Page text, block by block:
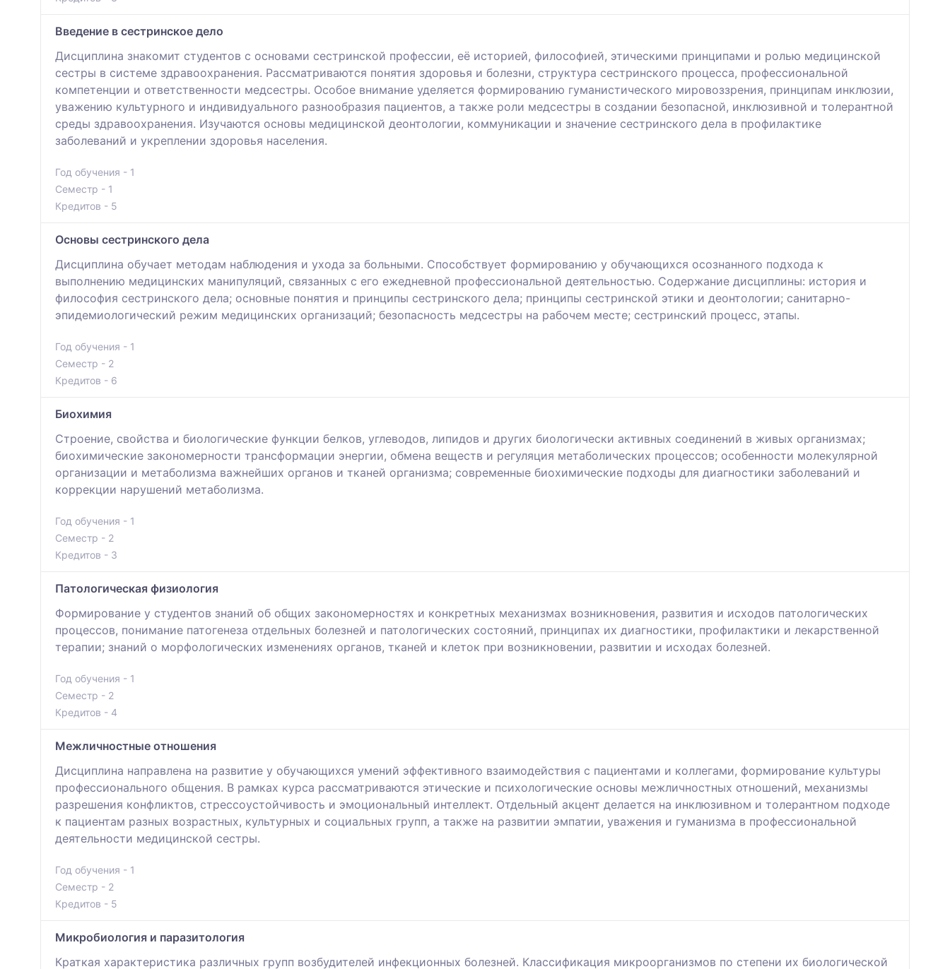
Введение в сестринское дело
Дисциплина знакомит студентов с основами сестринской профессии, её историей, философией, этическими принципами и ролью медицинской
сестры в системе здравоохранения. Рассматриваются понятия здоровья и болезни, структура сестринского процесса, профессиональной
компетенции и ответственности медсестры. Особое внимание уделяется формированию гуманистического мировоззрения, принципам инклюзии,
уважению культурного и индивидуального разнообразия пациентов, а также роли медсестры в создании безопасной, инклюзивной и толерантной
среды здравоохранения. Изучаются основы медицинской деонтологии, коммуникации и значение сестринского дела в профилактике
заболеваний и укреплении здоровья населения.
Год обучения - 1
Семестр - 1
Кредитов - 5
Основы сестринского дела
Дисциплина обучает методам наблюдения и ухода за больными. Способствует формированию у обучающихся осознанного подхода к
выполнению медицинских манипуляций, связанных с его ежедневной профессиональной деятельностью. Содержание дисциплины: история и
философия сестринского дела; основные понятия и принципы сестринского дела; принципы сестринской этики и деонтологии; санитарно-
эпидемиологический режим медицинских организаций; безопасность медсестры на рабочем месте; сестринский процесс, этапы.
Год обучения - 1
Семестр - 2
Кредитов - 6
Биохимия
Строение, свойства и биологические функции белков, углеводов, липидов и других биологически активных соединений в живых организмах;
биохимические закономерности трансформации энергии, обмена веществ и регуляция метаболических процессов; особенности молекулярной
организации и метаболизма важнейших органов и тканей организма; современные биохимические подходы для диагностики заболеваний и
коррекции нарушений метаболизма.
Год обучения - 1
Семестр - 2
Кредитов - 3
Патологическая физиология
Формирование у студентов знаний об общих закономерностях и конкретных механизмах возникновения, развития и исходов патологических
процессов, понимание патогенеза отдельных болезней и патологических состояний, принципах их диагностики, профилактики и лекарственной
терапии; знаний о морфологических изменениях органов, тканей и клеток при возникновении, развитии и исходах болезней.
Год обучения - 1
Семестр - 2
Кредитов - 4
Межличностные отношения
Дисциплина направлена на развитие у обучающихся умений эффективного взаимодействия с пациентами и коллегами, формирование культуры
профессионального общения. В рамках курса рассматриваются этические и психологические основы межличностных отношений, механизмы
разрешения конфликтов, стрессоустойчивость и эмоциональный интеллект. Отдельный акцент делается на инклюзивном и толерантном подходе
к пациентам разных возрастных, культурных и социальных групп, а также на развитии эмпатии, уважения и гуманизма в профессиональной
деятельности медицинской сестры.
Год обучения - 1
Семестр - 2
Кредитов - 5
Микробиология и паразитология
Краткая характеристика различных групп возбудителей инфекционных болезней. Классификация микроорганизмов по степени их биологической